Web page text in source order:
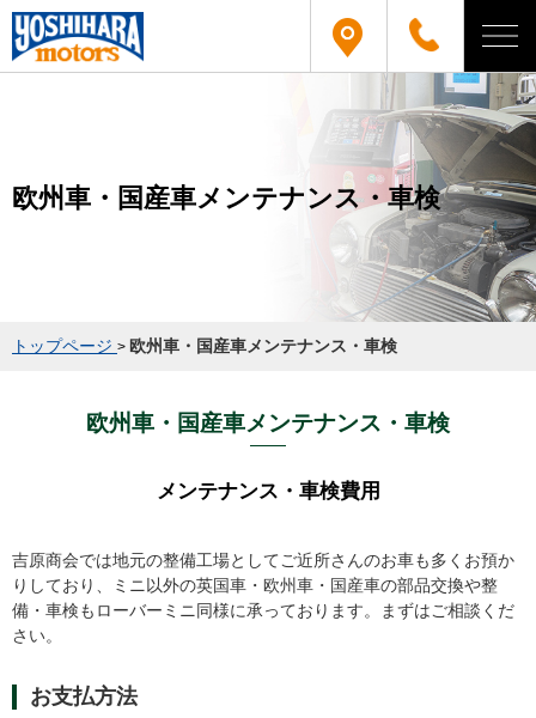
欧州車・国産車メンテナンス・車検
トップページ > 欧州車・国産車メンテナンス・車検
欧州車・国産車メンテナンス・車検
メンテナンス・車検費用
吉原商会では地元の整備工場としてご近所さんのお車も多くお預か
りしており、ミニ以外の英国車・欧州車・国産車の部品交換や整
備・車検もローバーミニ同様に承っております。まずはご相談くだ
さい。
お支払方法